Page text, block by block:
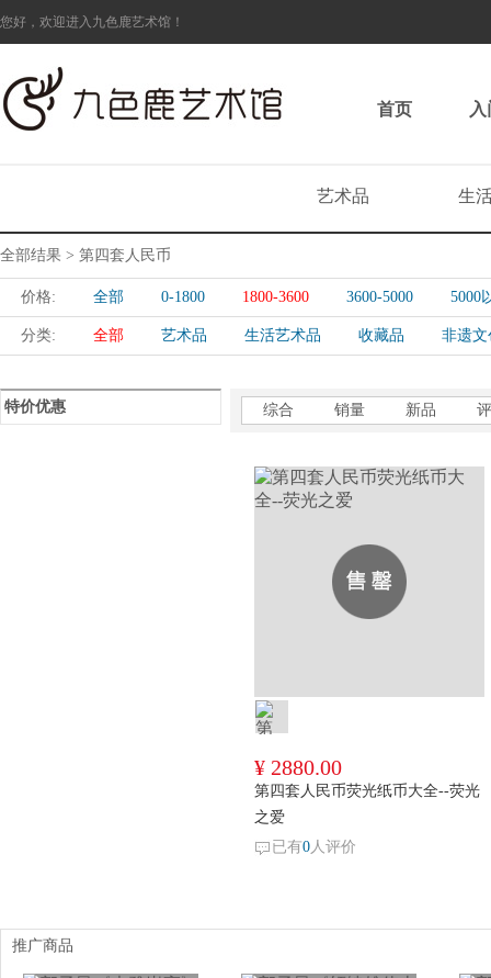
您好，欢迎进入九色鹿艺术馆！
首页
艺术品 生
全部结果 > 第四套人民币
价格: 全部 0-1800 1800-3600 3600-5000 5000
分类: 全部 艺术品 生活艺术品 收藏品 非遗文
特价优惠 综合 销量 新品
¥ 2880.00
第四套人民币荧光纸币大全--荧光
之爱
已有0人评价
推广商品